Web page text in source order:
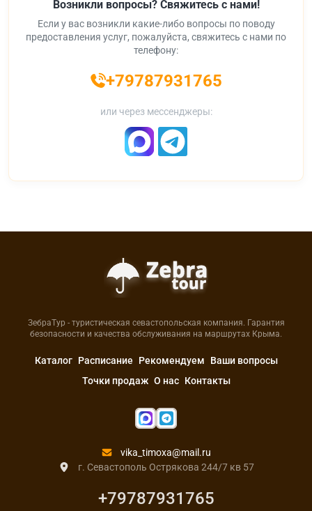
Возникли вопросы? Свяжитесь с нами!
Если у вас возникли какие-либо вопросы по поводу
предоставления услуг, пожалуйста, свяжитесь с нами по
телефону:
+79787931765
или через мессенджеры:
ЗебраТур - туристическая севастопольская компания. Гарантия
безопасности и качества обслуживания на маршрутах Крыма.
Каталог Расписание Рекомендуем
Ваши вопросы
Точки продаж О нас Контакты
vika_timoxa@mail.ru
г. Севастополь Острякова 244/7 кв 57
+79787931765